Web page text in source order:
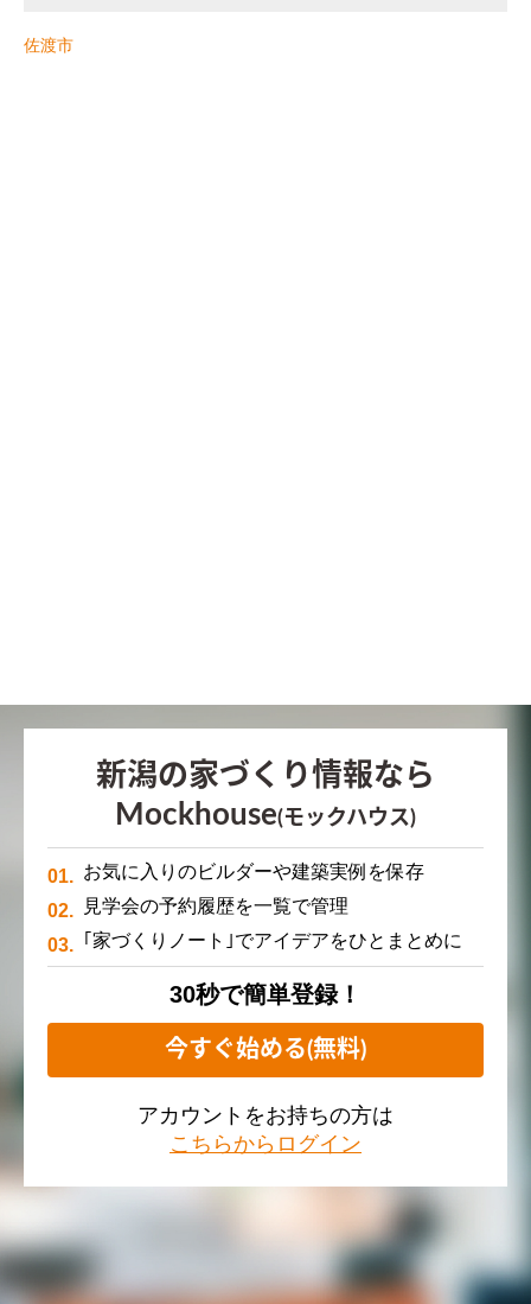
佐渡市
新潟の家づくり情報なら
Mockhouse(モックハウス)
お気に入りのビルダーや建築実例を保存
見学会の予約履歴を一覧で管理
｢家づくりノート｣でアイデアをひとまとめに
30秒で簡単登録！
今すぐ始める(無料)
アカウントをお持ちの方は
こちらからログイン